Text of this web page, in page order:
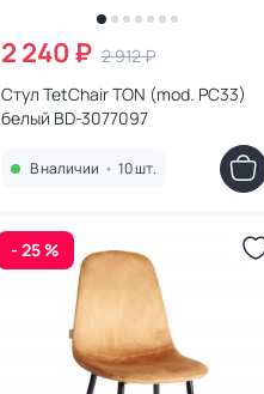
2 240 ₽ 2 912 ₽
Стул TetChair TON (mod. PC33)
белый BD-3077097
В наличии • 10 шт.
- 25 %